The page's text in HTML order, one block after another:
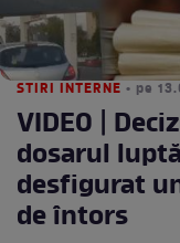
STIRI INTERNE • pe
VIDEO |
dosarul
desfigurat
de întors